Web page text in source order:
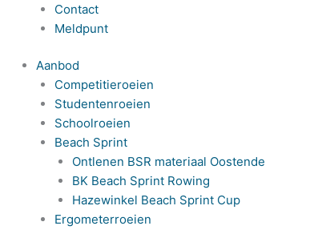
Contact
Meldpunt
Aanbod
Competitieroeien
Studentenroeien
Schoolroeien
Beach Sprint
Ontlenen BSR materiaal Oostende
BK Beach Sprint Rowing
Hazewinkel Beach Sprint Cup
Ergometerroeien